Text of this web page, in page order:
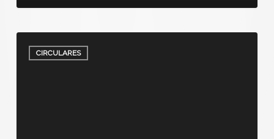
CIRCULARES